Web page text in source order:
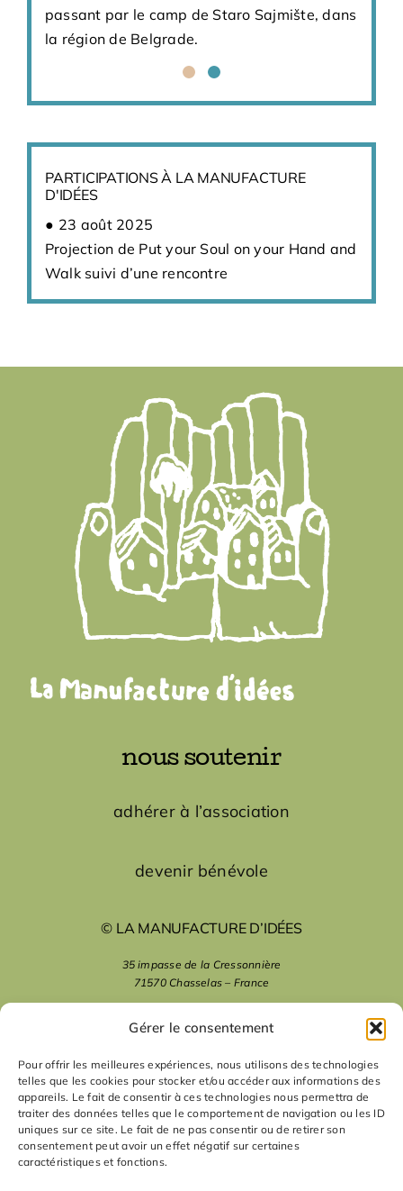
Gérer le consentement
Pour offrir les meilleures expériences, nous utilisons des technologies
telles que les cookies pour stocker et/ou accéder aux informations des
appareils. Le fait de consentir à ces technologies nous permettra de
traiter des données telles que le comportement de navigation ou les ID
uniques sur ce site. Le fait de ne pas consentir ou de retirer son
consentement peut avoir un effet négatif sur certaines
caractéristiques et fonctions.
passant par le camp de Staro Sajmište, dans
la région de Belgrade.
PARTICIPATIONS À LA MANUFACTURE
D'IDÉES
23 août 2025
Projection de Put your Soul on your Hand and
Walk suivi d’une rencontre
nous soutenir
adhérer à l’association
devenir bénévole
© LA MANUFACTURE D’IDÉES
35 impasse de la Cressonnière
71570 Chasselas – France
mentions légales
nous suivre
nous contacter